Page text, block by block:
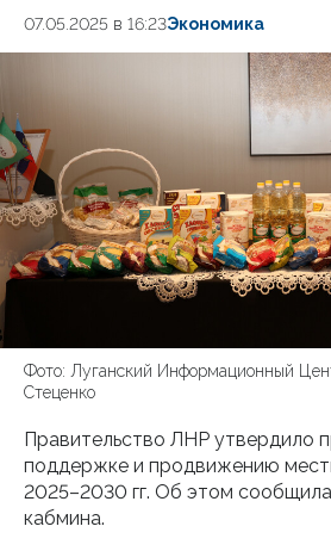
07.05.2025 в 16:23Экономика
Фото: Луганский Информационный
Стеценко
Правительство ЛНР утвердило
поддержке и продвижению
2025–2030 гг. Об этом
кабмина.